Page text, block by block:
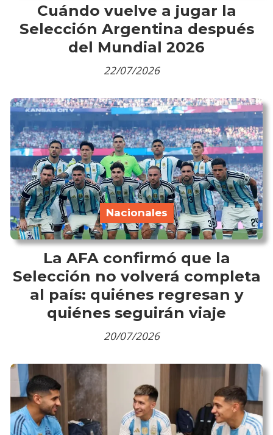
Cuándo vuelve a jugar la
Selección Argentina después
del Mundial 2026
22/07/2026
La AFA confirmó que la
Selección no volverá completa
al país: quiénes regresan y
quiénes seguirán viaje
Nacionales
20/07/2026